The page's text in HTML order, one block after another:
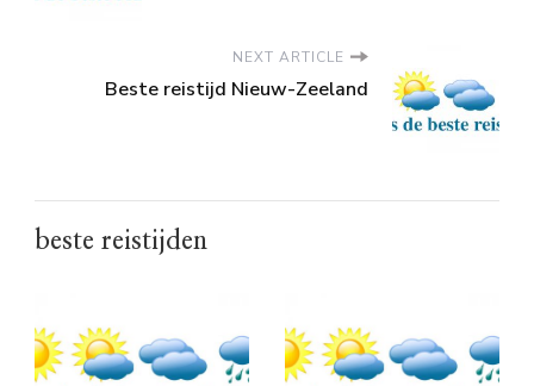
NEXT ARTICLE
Beste reistijd Nieuw-Zeeland
beste reistijden